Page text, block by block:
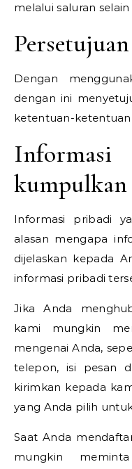
melalui saluran
Persetujuan
Dengan
dengan ini
ketentuan-
kumpulkan
Informasi pribadi
alasan mengapa
dijelaskan kepada
informasi pribadi
Jika Anda
kami mungkin
mengenai Anda,
telepon, isi pesan
kirimkan kepada
yang Anda pilih
Saat Anda
mungkin